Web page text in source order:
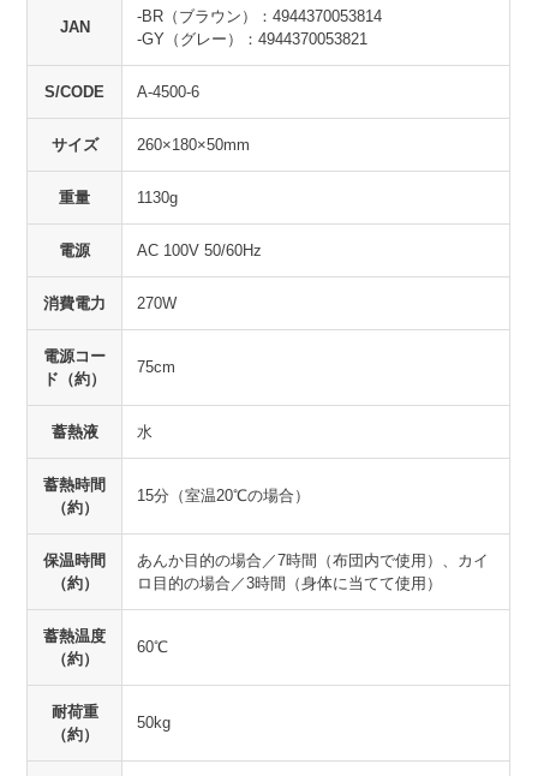
JAN
-BR（ブラウン）：4944370053814
-GY（グレー）：4944370053821
S/CODE A-4500-6
サイズ 260×180×50mm
重量 1130g
電源 AC 100V 50/60Hz
消費電力 270W
電源コー
ド（約）
75cm
蓄熱液 水
蓄熱時間
（約）
15分（室温20℃の場合）
保温時間
（約）
あんか目的の場合／7時間（布団内で使用）、カイ
ロ目的の場合／3時間（身体に当てて使用）
蓄熱温度
（約）
60℃
耐荷重
（約）
50kg